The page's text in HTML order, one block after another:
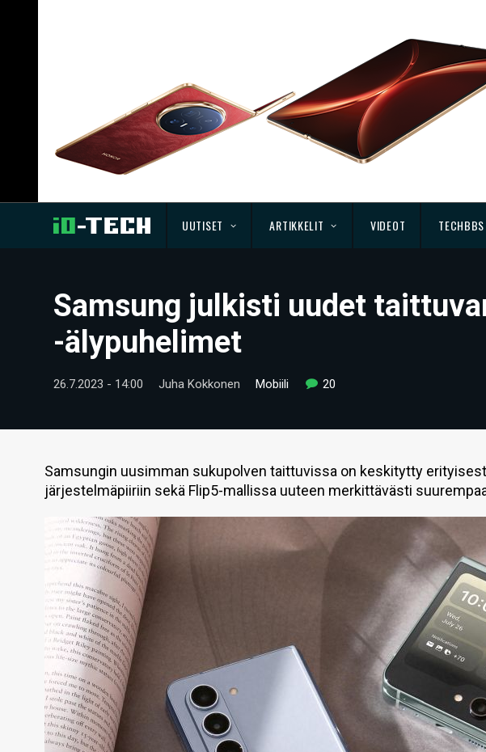
UUTISET ARTIKKELIT VIDEOT TECHBBS
Samsung julkisti uudet
-älypuhelimet
26.7.2023 - 14:00 Juha Kokkonen Mobiili 20
Samsungin uusimman sukupolven taittuvissa on keskitytty
järjestelmäpiiriin sekä Flip5-mallissa uuteen merkittävästi